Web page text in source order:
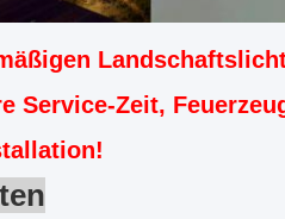
Service-Zeit,